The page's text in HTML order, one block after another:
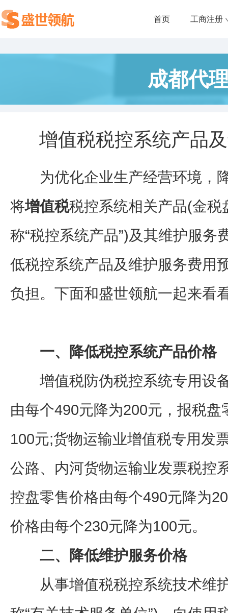
首页 工商注册
成都代
增值税税控系统产品
为优化企业生产经营环境，
将增值税税控系统相关产品(金
称“税控系统产品”)及其维护服务
低税控系统产品及维护服务费用
负担。下面和盛世领航一起来看
一、降低税控系统产品价格
增值税防伪税控系统专用设
由每个490元降为200元，报税
100元;货物运输业增值税专用发
公路、内河货物运输业发票税控
控盘零售价格由每个490元降为
价格由每个230元降为100元。
二、降低维护服务价格
从事增值税税控系统技术维